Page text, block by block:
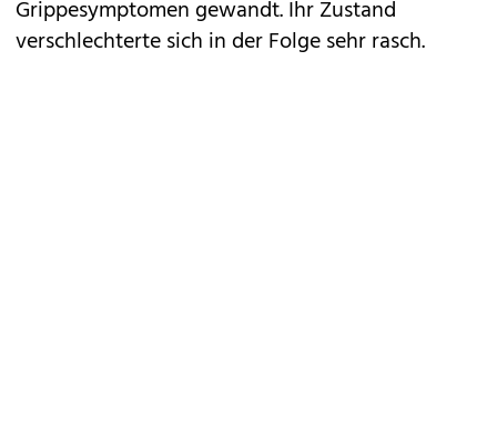
Grippesymptomen gewandt. Ihr Zustand
verschlechterte sich in der Folge sehr rasch.